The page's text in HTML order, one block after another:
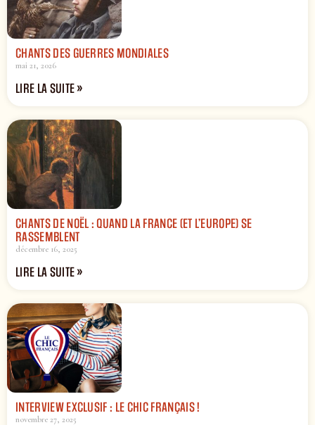
CHANTS DES GUERRES MONDIALES
mai 21, 2026
LIRE LA SUITE »
CHANTS DE NOËL : QUAND LA FRANCE (ET L’EUROPE) SE
RASSEMBLENT
décembre 16, 2025
LIRE LA SUITE »
INTERVIEW EXCLUSIF : LE CHIC FRANÇAIS !
novembre 27, 2025